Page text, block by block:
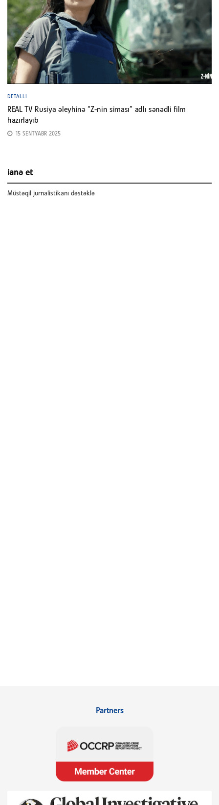
DETALLI
REAL TV Rusiya əleyhinə “Z-nin siması” adlı sənədli film
hazırlayıb
15 SENTYABR 2025
ianə et
Müstəqil jurnalistikanı dəstəklə
Partners